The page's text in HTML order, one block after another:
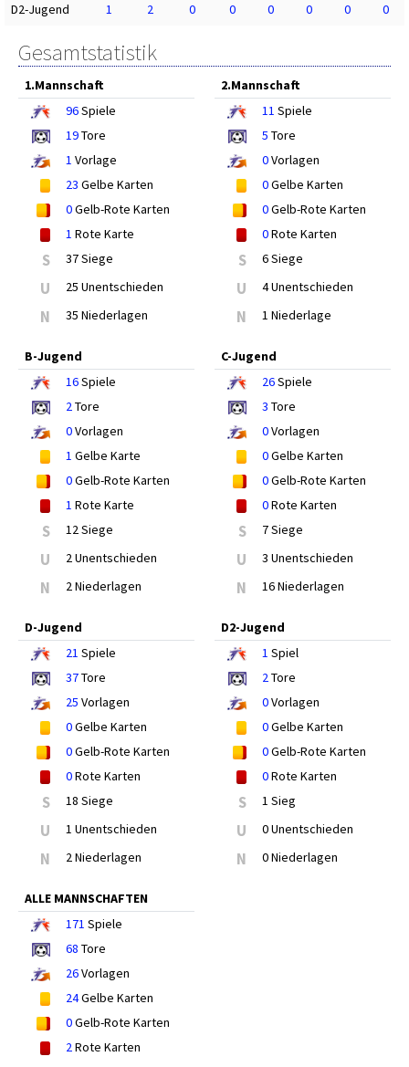
D2-Jugend
1 2 0 0 0 0 0 0
Gesamtstatistik
1.Mannschaft
96Spiele
19Tore
1 Vorlage
23 Gelbe Karten
0Gelb-Rote Karten
1 Rote Karte
S 37 Siege
U 25 Unentschieden
N 35 Niederlagen
2.Mannschaft
11 Spiele
5 Tore
0Vorlagen
0Gelbe Karten
0Gelb-Rote Karten
0Rote Karten
S 6 Siege
U 4 Unentschieden
N 1 Niederlage
B-Jugend
16Spiele
2Tore
0Vorlagen
1 Gelbe Karte
0Gelb-Rote Karten
1 Rote Karte
S 12 Siege
U 2 Unentschieden
N 2 Niederlagen
C-Jugend
26Spiele
3 Tore
0Vorlagen
0Gelbe Karten
0Gelb-Rote Karten
0Rote Karten
S 7 Siege
U 3 Unentschieden
N 16 Niederlagen
D-Jugend
21 Spiele
37Tore
25 Vorlagen
0Gelbe Karten
0Gelb-Rote Karten
0Rote Karten
S 18 Siege
U 1 Unentschieden
N 2 Niederlagen
D2-Jugend
1 Spiel
2Tore
0Vorlagen
0Gelbe Karten
0Gelb-Rote Karten
0Rote Karten
S 1 Sieg
U 0 Unentschieden
N 0 Niederlagen
ALLE MANNSCHAFTEN
171 Spiele
68 Tore
26Vorlagen
24Gelbe Karten
0Gelb-Rote Karten
2Rote Karten